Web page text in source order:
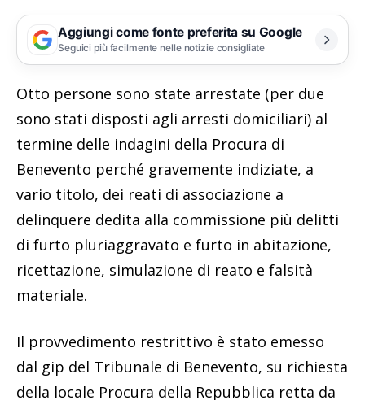
Aggiungi come fonte preferita su Google
Seguici più facilmente nelle notizie consigliate
Otto persone sono state arrestate (per due
sono stati disposti agli arresti domiciliari) al
termine delle indagini della Procura di
Benevento perché gravemente indiziate, a
vario titolo, dei reati di associazione a
delinquere dedita alla commissione più delitti
di furto pluriaggravato e furto in abitazione,
ricettazione, simulazione di reato e falsità
materiale.
Il provvedimento restrittivo è stato emesso
dal gip del Tribunale di Benevento, su richiesta
della locale Procura della Repubblica retta da